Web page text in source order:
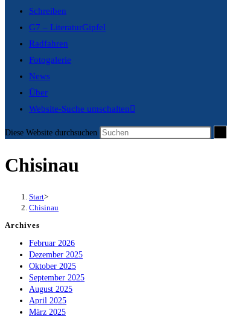
Schreiben
G7 – LiteraturGipfel
Radfahren
Fotogalerie
News
Über
Website-Suche umschalten
Diese Website durchsuchen
Chisinau
Start>
Chisinau
Archives
Februar 2026
Dezember 2025
Oktober 2025
September 2025
August 2025
April 2025
März 2025